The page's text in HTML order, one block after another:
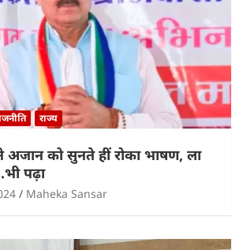
राज्य
अजान को सुनते हीं रोका भाषण, ला
पढ़ा
Maheka Sansar